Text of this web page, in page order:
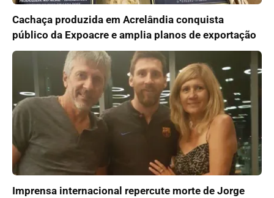
Cachaça produzida em Acrelândia conquista
público da Expoacre e amplia planos de exportação
Imprensa internacional repercute morte de Jorge